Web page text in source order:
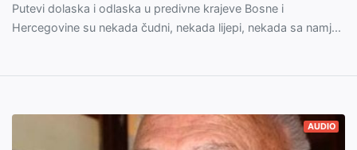
Putevi dolaska i odlaska u predivne krajeve Bosne i
Hercegovine su nekada čudni, nekada lijepi, nekada sa namj...
AUDIO